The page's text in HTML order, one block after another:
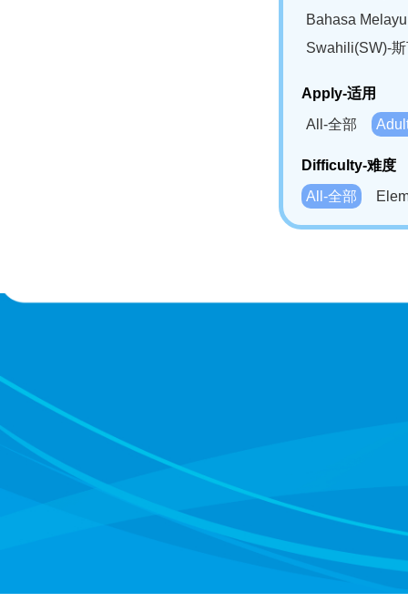
Bahasa
Swahili(SW)-
Apply-适用
All-全部
Difficulty-难度
All-全部